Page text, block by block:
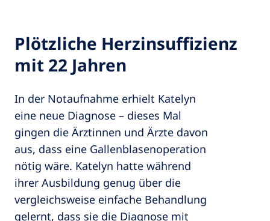
Plötzliche Herzinsuffizienz
mit 22 Jahren
In der Notaufnahme erhielt Katelyn
eine neue Diagnose – dieses Mal
gingen die Ärztinnen und Ärzte davon
aus, dass eine Gallenblasenoperation
nötig wäre. Katelyn hatte während
ihrer Ausbildung genug über die
vergleichsweise einfache Behandlung
gelernt, dass sie die Diagnose mit